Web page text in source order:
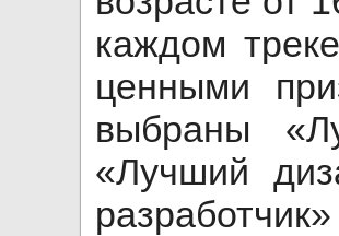
каждом
ценными
выбраны
«Лучший